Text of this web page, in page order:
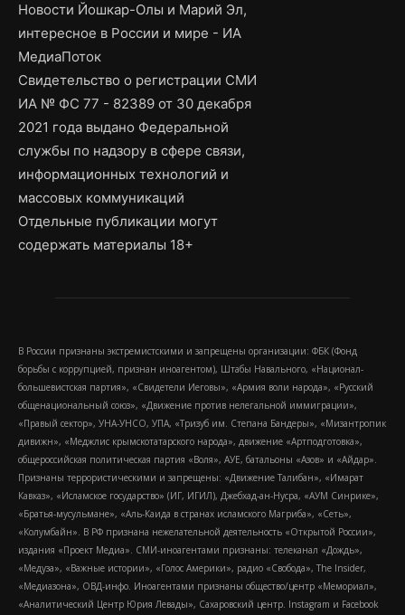
Новости Йошкар-Олы и Марий Эл,
интересное в России и мире - ИА
МедиаПоток
Свидетельство о регистрации СМИ
ИА № ФС 77 - 82389 от 30 декабря
2021 года выдано Федеральной
службы по надзору в сфере связи,
информационных технологий и
массовых коммуникаций
Отдельные публикации могут
содержать материалы 18+
В России признаны экстремистскими и запрещены организации: ФБК (Фонд
борьбы с коррупцией, признан иноагентом), Штабы Навального, «Национал-
большевистская партия», «Свидетели Иеговы», «Армия воли народа», «Русский
общенациональный союз», «Движение против нелегальной иммиграции»,
«Правый сектор», УНА-УНСО, УПА, «Тризуб им. Степана Бандеры», «Мизантропик
дивижн», «Меджлис крымскотатарского народа», движение «Артподготовка»,
общероссийская политическая партия «Воля», АУЕ, батальоны «Азов» и «Айдар».
Признаны террористическими и запрещены: «Движение Талибан», «Имарат
Кавказ», «Исламское государство» (ИГ, ИГИЛ), Джебхад-ан-Нусра, «АУМ Синрике»,
«Братья-мусульмане», «Аль-Каида в странах исламского Магриба», «Сеть»,
«Колумбайн». В РФ признана нежелательной деятельность «Открытой России»,
издания «Проект Медиа». СМИ-иноагентами признаны: телеканал «Дождь»,
«Медуза», «Важные истории», «Голос Америки», радио «Свобода», The Insider,
«Медиазона», ОВД-инфо. Иноагентами признаны общество/центр «Мемориал»,
«Аналитический Центр Юрия Левады», Сахаровский центр. Instagram и Facebook